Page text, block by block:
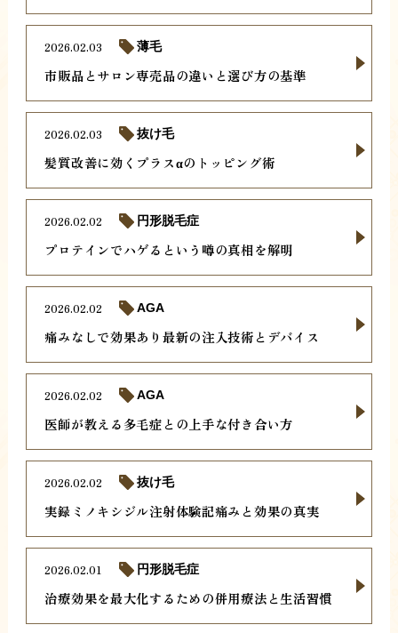
市販品とサロン専売品の違いと選び方の基準
2026.02.03 薄毛
髪質改善に効くプラスαのトッピング術
2026.02.03 抜け毛
プロテインでハゲるという噂の真相を解明
2026.02.02 円形脱毛症
痛みなしで効果あり最新の注入技術とデバイス
2026.02.02 AGA
医師が教える多毛症との上手な付き合い方
2026.02.02 AGA
実録ミノキシジル注射体験記痛みと効果の真実
2026.02.02 抜け毛
治療効果を最大化するための併用療法と生活習慣
2026.02.01 円形脱毛症